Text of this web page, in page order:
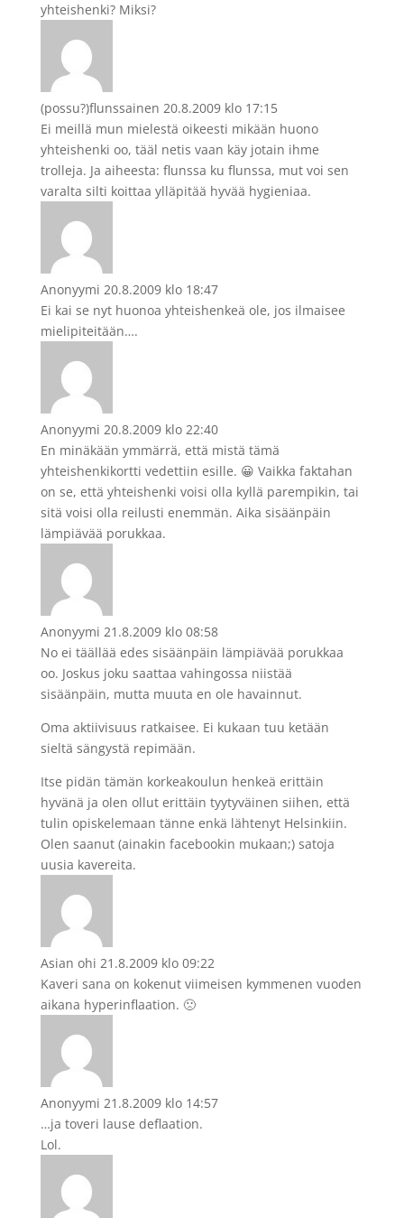
yhteishenki? Miksi?
(possu?)flunssainen 20.8.2009 klo 17:15
Ei meillä mun mielestä oikeesti mikään huono
yhteishenki oo, tääl netis vaan käy jotain ihme
trolleja. Ja aiheesta: flunssa ku flunssa, mut voi sen
varalta silti koittaa ylläpitää hyvää hygieniaa.
Anonyymi 20.8.2009 klo 18:47
Ei kai se nyt huonoa yhteishenkeä ole, jos ilmaisee
mielipiteitään….
Anonyymi 20.8.2009 klo 22:40
En minäkään ymmärrä, että mistä tämä
yhteishenkikortti vedettiin esille. 😀 Vaikka faktahan
on se, että yhteishenki voisi olla kyllä parempikin, tai
sitä voisi olla reilusti enemmän. Aika sisäänpäin
lämpiävää porukkaa.
Anonyymi 21.8.2009 klo 08:58
No ei täällää edes sisäänpäin lämpiävää porukkaa
oo. Joskus joku saattaa vahingossa niistää
sisäänpäin, mutta muuta en ole havainnut.
Oma aktiivisuus ratkaisee. Ei kukaan tuu ketään
sieltä sängystä repimään.
Itse pidän tämän korkeakoulun henkeä erittäin
hyvänä ja olen ollut erittäin tyytyväinen siihen, että
tulin opiskelemaan tänne enkä lähtenyt Helsinkiin.
Olen saanut (ainakin facebookin mukaan;) satoja
uusia kavereita.
Asian ohi 21.8.2009 klo 09:22
Kaveri sana on kokenut viimeisen kymmenen vuoden
aikana hyperinflaation. 🙁
Anonyymi 21.8.2009 klo 14:57
…ja toveri lause deflaation.
Lol.